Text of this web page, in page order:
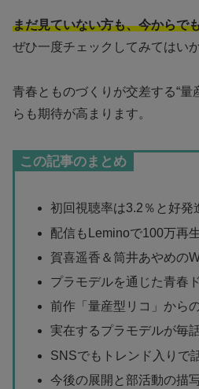
まだ見ていない方も、今からで
ぜひ一度チェックしてみてはい
青春とものづくりが交差する“量
らも期待が高まります。
この記事のまとめ
初回視聴率は3.2％と好発
配信もLeminoで100万再
賀喜遥香＆筒井あやめの
プラモデルを通じた青春
前作「量産型リコ」から
実在するプラモデルが毎
SNSでもトレンド入りで
今後の展開と部活動の描